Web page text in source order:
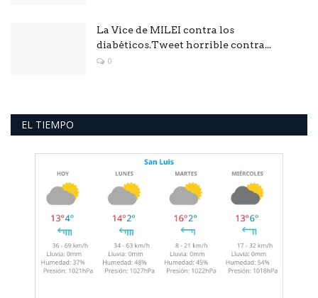
La Vice de MILEI contra los
diabéticos.Tweet horrible contra...
0
EL TIEMPO